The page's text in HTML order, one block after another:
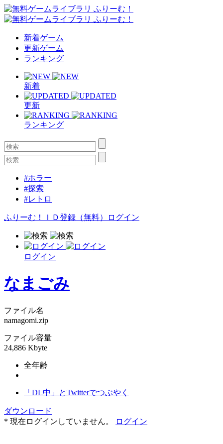
新着ゲーム
更新ゲーム
ランキング
新着
更新
ランキング
#ホラー
#探索
#レトロ
ふりーむ！ＩＤ登録（無料） ログイン
ログイン
なまごみ
ファイル名
namagomi.zip
ファイル容量
24,886 Kbyte
全年齢
「DL中」とTwitterでつぶやく
ダウンロード
* 現在ログインしていません。
ログイン